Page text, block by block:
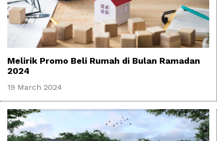
Melirik Promo Beli Rumah di Bulan Ramadan
2024
19 March 2024